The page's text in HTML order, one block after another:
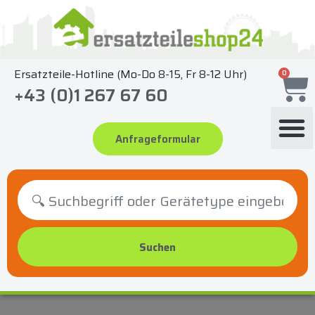
springen
Ersatzteile-Hotline (Mo-Do 8-15, Fr 8-12 Uhr)
+43 (0)1 267 67 60
Anfrageformular
0